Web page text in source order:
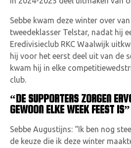
Sebbe kwam deze winter over
tweedeklasser Telstar, nadat hij
Eredivisieclub RKC Waalwijk
hij voor het eerst deel uit van de
kwam hij in elke
club.
“DE SUPPORTERS ZORGEN
GEWOON ELKE WEEK FEEST IS”
Sebbe Augustijns: “Ik ben nog
de keuze die ik deze winter